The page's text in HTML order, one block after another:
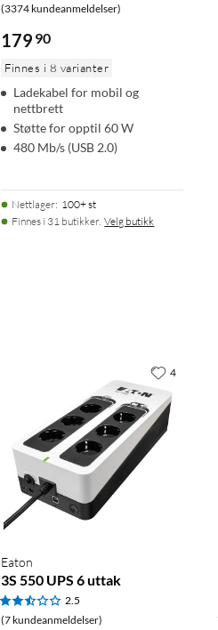
(3374 kundeanmeldelser)
179 90
Finnes i 8 varianter
Ladekabel for mobil og
nettbrett
Støtte for opptil 60 W
480 Mb/s (USB 2.0)
Nettlager: 100+ st
Finnes i 31 butikker. Velg butikk
Eaton
3S 550 UPS 6 uttak
2.5
(7 kundeanmeldelser)
4